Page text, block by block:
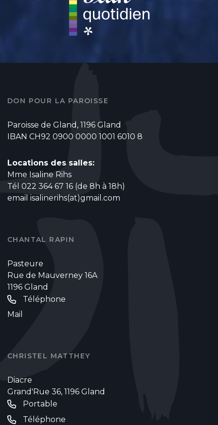
DON POUR LA PAROISSE
Paroisse de Gland, 1196 Gland
IBAN CH92 0900 0000 1001 6010 8
Locations des salles:
Mme Isaline Rihs
Tél 022 364 67 16 (de 8h à 18h)
email isalinerihs(at)gmail.com
CHANTAL RAPIN
Pasteure
Rue de Mauverney 16A
1196 Gland
Téléphone
Mail
CHRISTEL MATTHEY
Diacre
Grand'Rue 36, 1196 Gland
Portable
Téléphone